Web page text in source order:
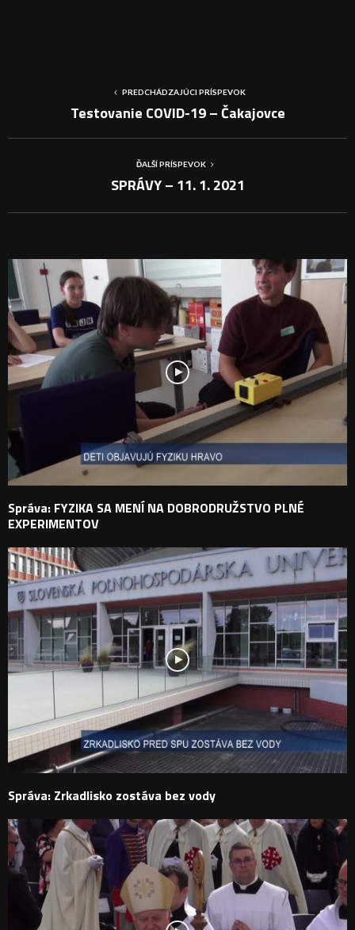
PREDCHÁDZAJÚCI PRÍSPEVOK
Testovanie COVID-19 – Čakajovce
ĎALŠÍ PRÍSPEVOK
SPRÁVY – 11. 1. 2021
Správa: FYZIKA SA MENÍ NA DOBRODRUŽSTVO PLNÉ
EXPERIMENTOV
Správa: Zrkadlisko zostáva bez vody